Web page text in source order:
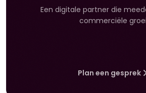
Een digitale partner die
commerciële groei
Plan een gesprek